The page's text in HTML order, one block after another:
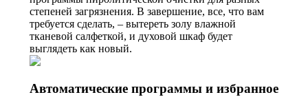
степеней загрязнения. В завершение, все, что вам
требуется сделать, – вытереть золу влажной
тканевой салфеткой, и духовой шкаф будет
выглядеть как новый.
Автоматические программы и избранное